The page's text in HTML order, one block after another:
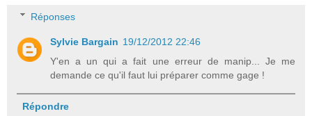
Réponses
Sylvie Bargain 19/12/2012 22:46
Y'en a un qui a fait une erreur de manip... Je me
demande ce qu'il faut lui préparer comme gage !
Répondre